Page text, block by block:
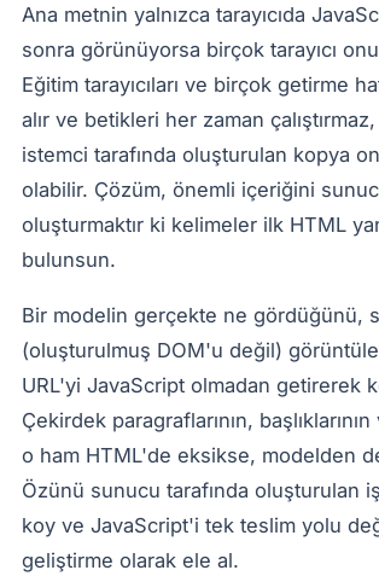
Ana metnin yalnızca tarayıcıda
sonra görünüyorsa birçok tarayıcı
Eğitim tarayıcıları ve birçok getirme
alır ve betikleri her zaman
istemci tarafında oluşturulan kopya
olabilir. Çözüm, önemli içeriğini
oluşturmaktır ki kelimeler ilk HTML
bulunsun.
Bir modelin gerçekte ne gördüğünü,
(oluşturulmuş DOM'u değil)
URL'yi JavaScript olmadan getirerek
Çekirdek paragraflarının, başlıklarının
o ham HTML'de eksikse, modelden
Özünü sunucu tarafında oluşturulan
koy ve JavaScript'i tek teslim yolu
geliştirme olarak ele al.